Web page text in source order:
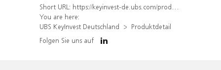
Short URL: https://keyinvest-de.ubs.com/produkt/detail/index/isin/DE000WA6PLY3
You are here:
UBS KeyInvest Deutschland
Produktdetail
Folgen Sie uns auf